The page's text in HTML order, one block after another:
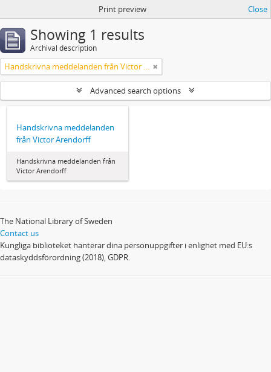
Print preview Close
Showing 1 results
Archival description
Handskrivna meddelanden från Victor Arendorff
Advanced search options
Handskrivna meddelanden
från Victor Arendorff
Handskrivna meddelanden från
Victor Arendorff
The National Library of Sweden
Contact us
Kungliga biblioteket hanterar dina personuppgifter i enlighet med EU:s
dataskyddsförordning (2018), GDPR.